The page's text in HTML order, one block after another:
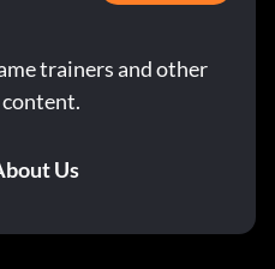
trainers and other
Us